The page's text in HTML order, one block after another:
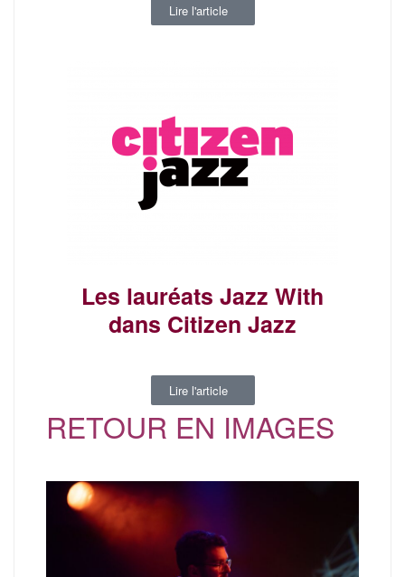
Lire l'article
Les lauréats Jazz With
dans Citizen Jazz
Lire l'article
RETOUR EN IMAGES